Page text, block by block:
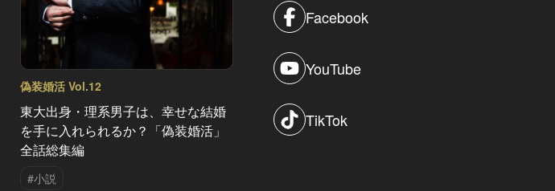
偽装婚活 Vol.12
東大出身・理系男子は、幸せな結婚
を手に入れられるか？「偽装婚活」
全話総集編
#小説
運命の時計 Vol.12
高級時計を着けると運命が動き出
す！？いよいよ明日で最終話！「運
Facebook
YouTube
TikTok